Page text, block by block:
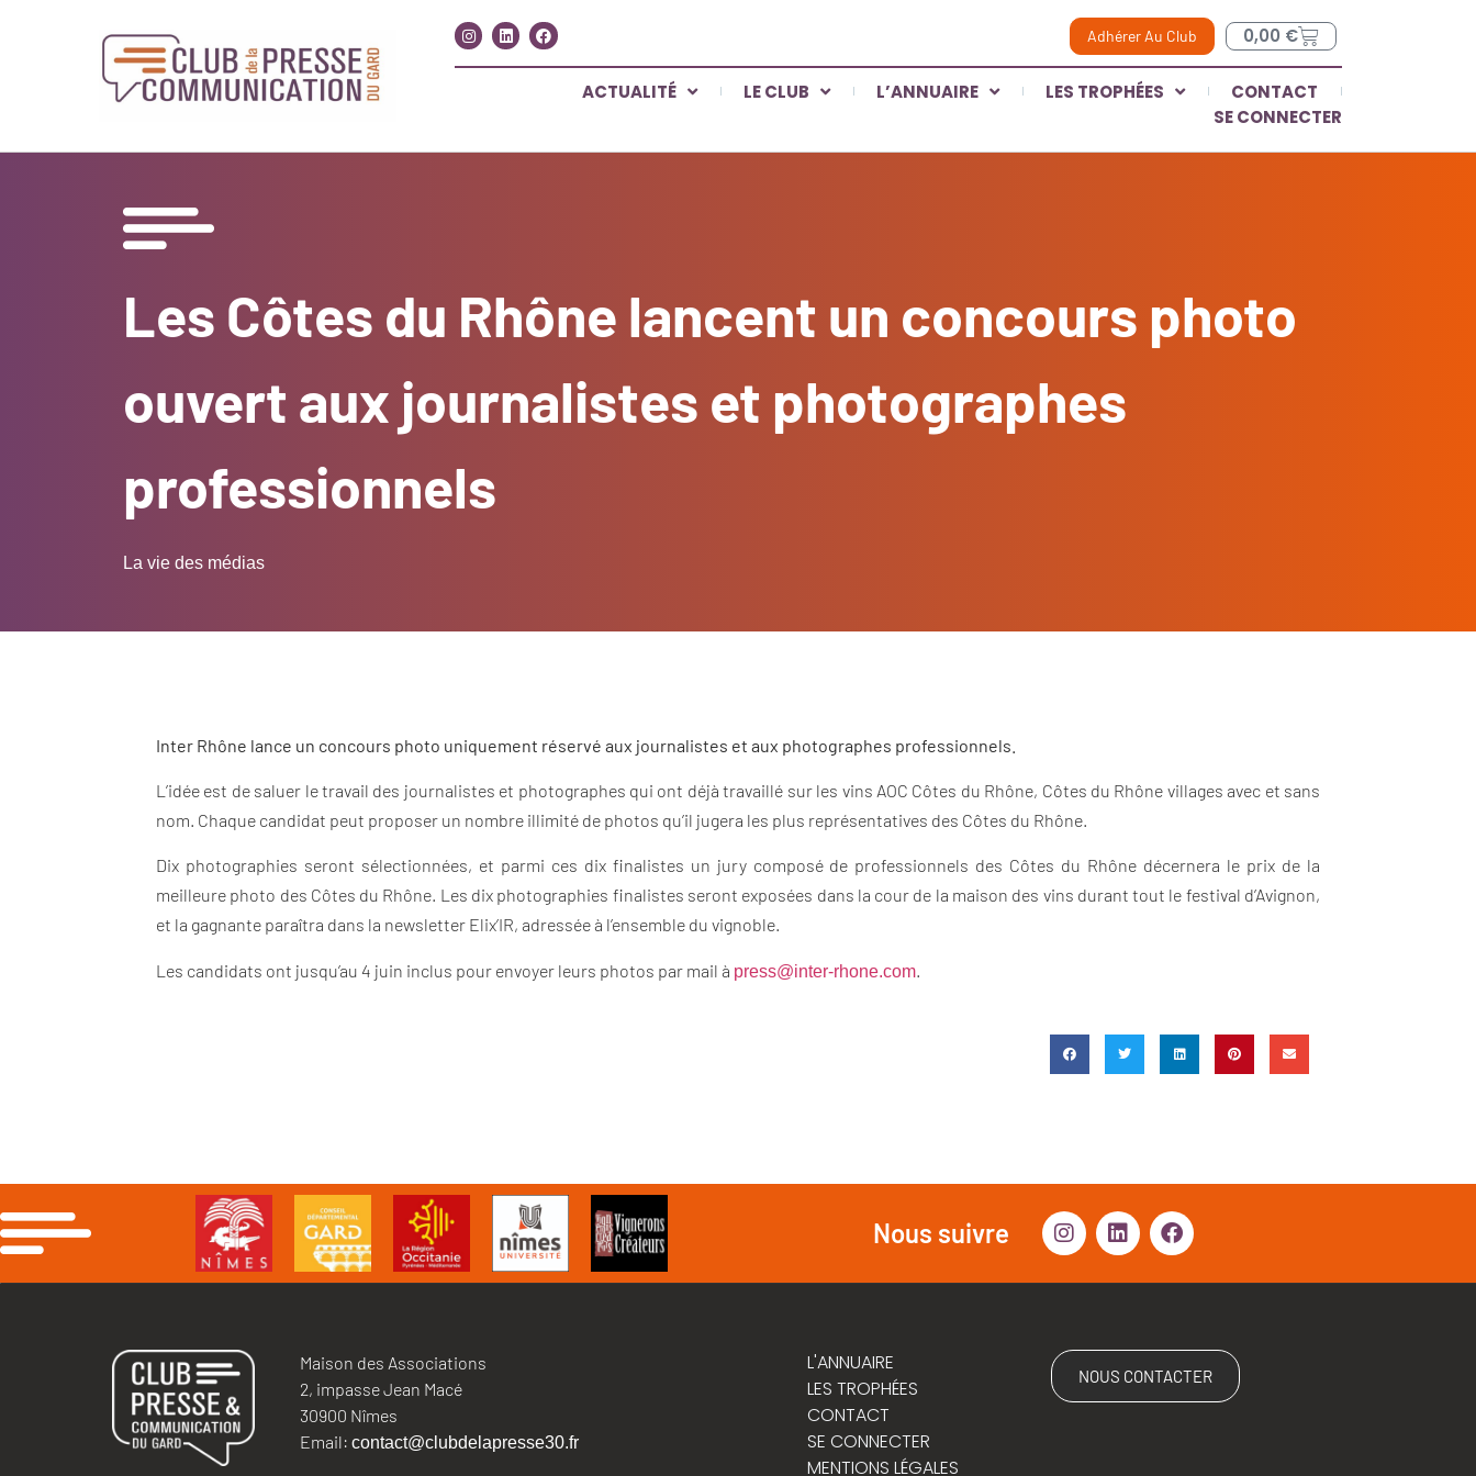
Adhérer Au Club 0,00 €
ACTUALITÉ LE CLUB L’ANNUAIRE LES TROPHÉES
CONTACT
SE CONNECTER
Les Côtes du Rhône lancent un concours photo
ouvert aux journalistes et photographes
professionnels
La vie des médias
Inter Rhône lance un concours photo uniquement réservé aux journalistes et aux photographes professionnels.
L’idée est de saluer le travail des journalistes et photographes qui ont déjà travaillé sur les vins AOC Côtes du Rhône, Côtes du Rhône villages avec et sans
nom. Chaque candidat peut proposer un nombre illimité de photos qu’il jugera les plus représentatives des Côtes du Rhône.
Dix photographies seront sélectionnées, et parmi ces dix finalistes un jury composé de professionnels des Côtes du Rhône décernera le prix de la
meilleure photo des Côtes du Rhône. Les dix photographies finalistes seront exposées dans la cour de la maison des vins durant tout le festival d’Avignon,
et la gagnante paraîtra dans la newsletter Elix’IR, adressée à l’ensemble du vignoble.
Les candidats ont jusqu’au 4 juin inclus pour envoyer leurs photos par mail à press@inter-rhone.com
Nous suivre
Maison des Associations
2, impasse Jean Macé
30900 Nîmes
Email: contact@clubdelapresse30.fr
L'ANNUAIRE
LES TROPHÉES
CONTACT
SE CONNECTER
MENTIONS LÉGALES
NOUS CONTACTER